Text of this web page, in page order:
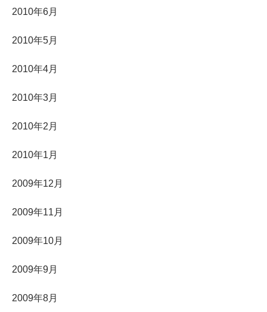
2010年6月
2010年5月
2010年4月
2010年3月
2010年2月
2010年1月
2009年12月
2009年11月
2009年10月
2009年9月
2009年8月